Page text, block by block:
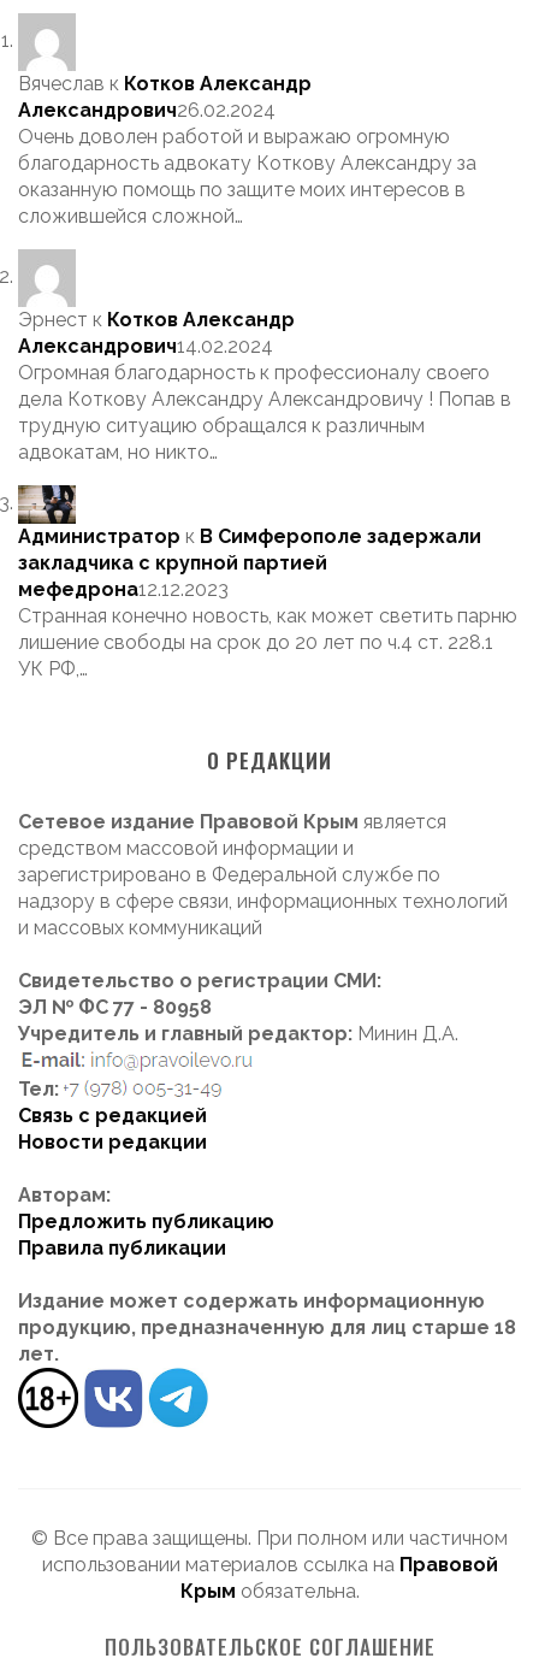
Вячеслав к Котков Александр
Александрович26.02.2024
Очень доволен работой и выражаю огромную
благодарность адвокату Коткову Александру за
оказанную помощь по защите моих интересов в
сложившейся сложной…
Эрнест к Котков Александр
Александрович14.02.2024
Огромная благодарность к профессионалу своего
дела Коткову Александру Александровичу ! Попав в
трудную ситуацию обращался к различным
адвокатам, но никто…
Администратор к В Симферополе задержали
закладчика с крупной партией
мефедрона12.12.2023
Странная конечно новость, как может светить парню
лишение свободы на срок до 20 лет по ч.4 ст. 228.1
УК РФ,…
О РЕДАКЦИИ
Сетевое издание Правовой Крым является
средством массовой информации и
зарегистрировано в Федеральной службе по
надзору в сфере связи, информационных технологий
и массовых коммуникаций
Свидетельство о регистрации СМИ:
ЭЛ № ФС 77 - 80958
Учредитель и главный редактор: Минин Д.А.
Тел:
Связь с редакцией
Новости редакции
Авторам:
Предложить публикацию
Правила публикации
Издание может содержать информационную
продукцию, предназначенную для лиц старше 18
лет.
© Все права защищены. При полном или частичном
использовании материалов ссылка на Правовой
Крым обязательна.
ПОЛЬЗОВАТЕЛЬСКОЕ СОГЛАШЕНИЕ